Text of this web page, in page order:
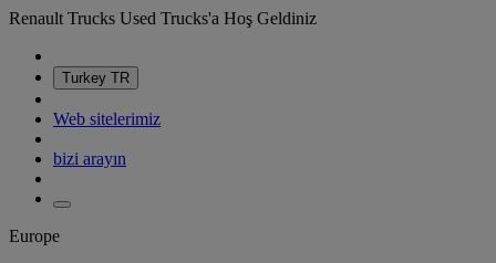
Renault Trucks Used Trucks'a Hoş Geldiniz
Turkey TR
Web sitelerimiz
bizi arayın
Europe